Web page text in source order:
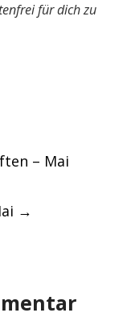
für dich zu
– Mai
→